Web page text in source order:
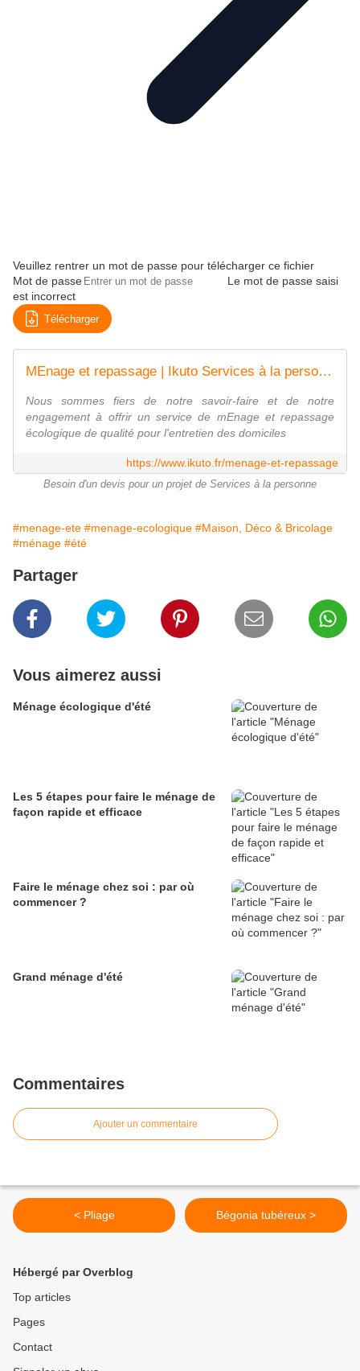
Veuillez rentrer un mot de passe pour télécharger ce fichier
Mot de passe
Le mot de passe saisi
est incorrect
Télécharger
MEnage et repassage | Ikuto Services à la personne | Paris, 75013
Nous sommes fiers de notre savoir-faire et de notre
engagement à offrir un service de mEnage et repassage
écologique de qualité pour l'entretien des domiciles
https://www.ikuto.fr/menage-et-repassage
Besoin d'un devis pour un projet de Services à la personne
#menage-ete #menage-ecologique #Maison, Déco & Bricolage
#ménage #été
Partager
Vous aimerez aussi
Ménage écologique d'été
Les 5 étapes pour faire le ménage de
façon rapide et efficace
Faire le ménage chez soi : par où
commencer ?
Grand ménage d'été
Commentaires
Ajouter un commentaire
< Pliage Bégonia tubéreux >
Hébergé par Overblog
Top articles
Pages
Contact